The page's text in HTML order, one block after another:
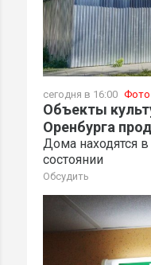
сегодня в 16:00 Фото
Объекты
Оренбурга
Дома находятся
состоянии
Обсудить